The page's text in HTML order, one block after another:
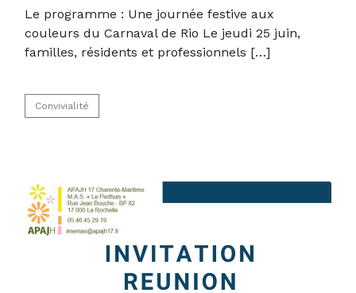
Le programme : Une journée festive aux
couleurs du Carnaval de Rio Le jeudi 25 juin,
familles, résidents et professionnels […]
Convivialité